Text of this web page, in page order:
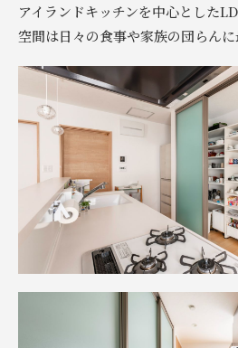
アイランドキッチンを中心とした
空間は日々の食事や家族の団らんに